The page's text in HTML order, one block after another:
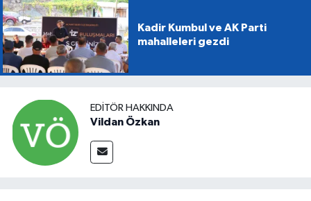
Kadir Kumbul ve AK Parti
mahalleleri gezdi
EDITÖR HAKKINDA
Vildan Özkan